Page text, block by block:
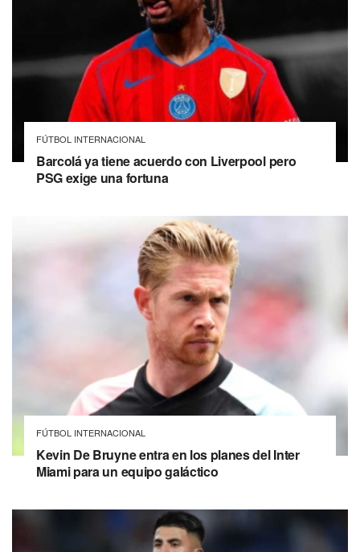
FÚTBOL INTERNACIONAL
Barcolá ya tiene acuerdo con Liverpool pero
PSG exige una fortuna
FÚTBOL INTERNACIONAL
Kevin De Bruyne entra en los planes del Inter
Miami para un equipo galáctico